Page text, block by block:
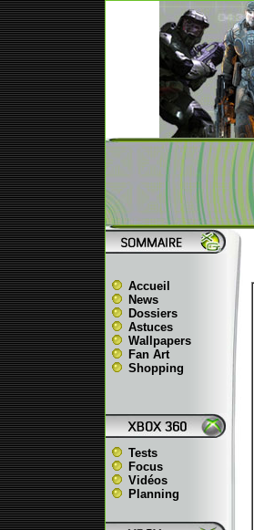
Accueil
News
Dossiers
Astuces
Wallpapers
Fan Art
Shopping
Tests
Focus
Vidéos
Planning